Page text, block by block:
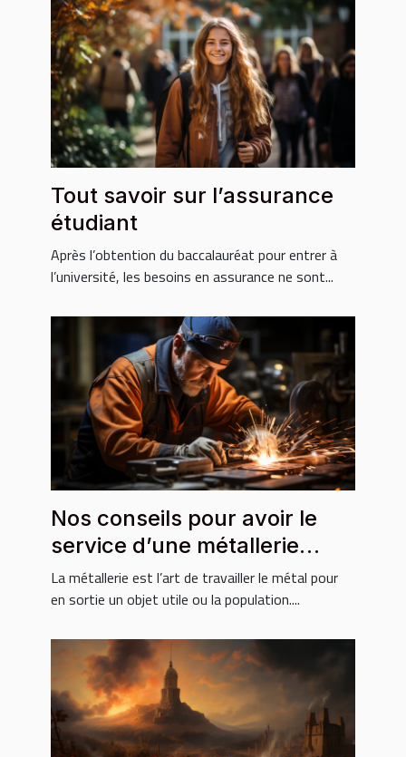
Tout savoir sur l’assurance
étudiant
Après l’obtention du baccalauréat pour entrer à
l’université, les besoins en assurance ne sont...
Nos conseils pour avoir le
service d’une métallerie
fiable
La métallerie est l’art de travailler le métal pour
en sortie un objet utile ou la population....